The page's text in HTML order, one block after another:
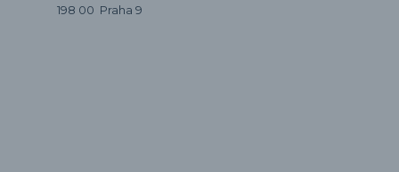
198 00 Praha 9